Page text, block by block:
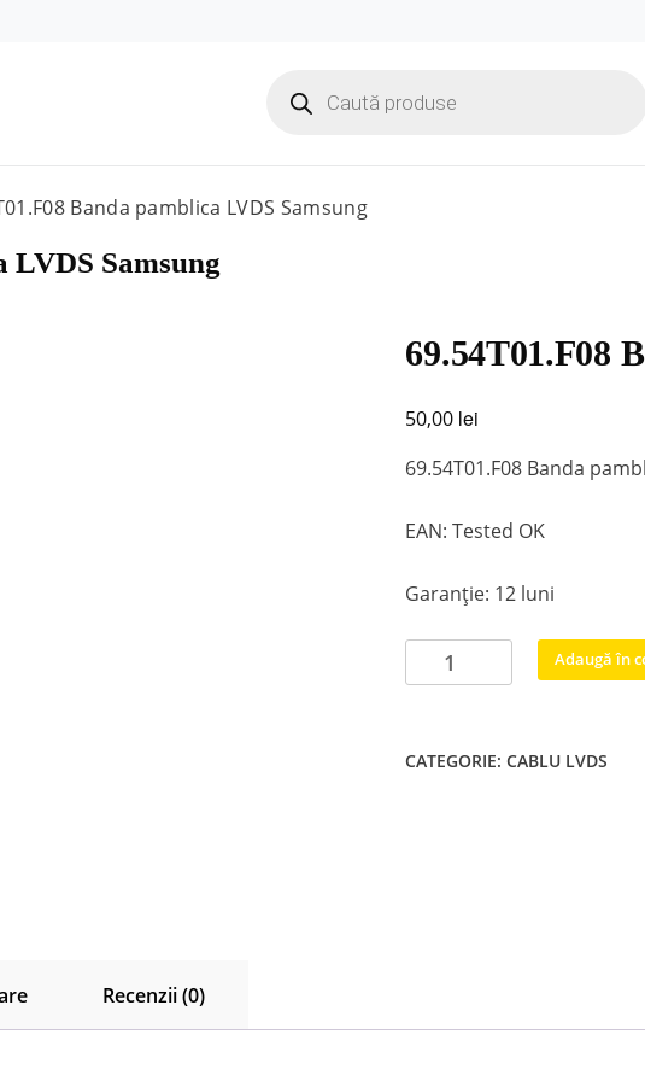
search
Banda pamblica LVDS Samsung
LVDS Samsung
69.54T01.F08
50,00 lei
69.54T01.F08 Banda
EAN: Tested OK
Garanție: 12 luni
Cantitate
69.54T01.F08
LVDS
Adaugă în
CATEGORIE:CABLU LVDS
Recenzii (0)